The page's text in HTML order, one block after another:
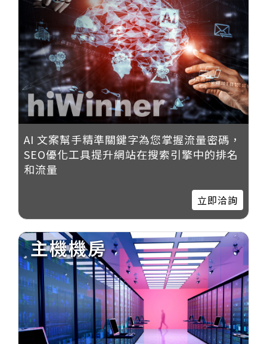
AI 文案幫手精準關鍵字為您掌握流量密碼，
SEO優化工具提升網站在搜索引擎中的排名
和流量
立即洽詢
主機機房